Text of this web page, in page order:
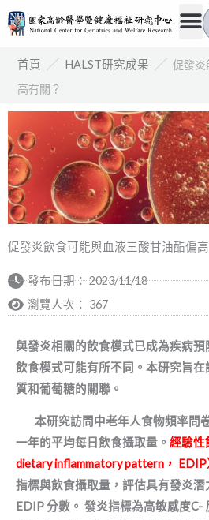
跳
至
首頁 ／ HALST研究成果 ／ 促發炎
高有關？
促發炎飲食可能與血液三酸甘油酯偏
發布日期：2023/11/18
瀏覽人次： 367
與發炎相關的飲食模式已成為疾病
飲食模式可能有所不同。本研究旨在
質和葡萄糖的關聯。
本研究訪問中老年人食物頻率問
一年的平均每日飲食攝取量。 經驗性
dietary inflammatory pattern ， EDIP
指標與飲食攝取量 ，評估具有發炎潛
EDIP 分數。 發炎指標為高敏感度C-